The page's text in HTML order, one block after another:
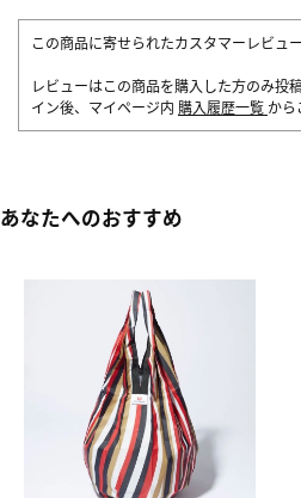
この商品に寄せられたカスタマーレビュ
レビューはこの商品を購入した方のみ投
イン後、マイページ内 購入履歴一覧 から
あなたへのおすすめ